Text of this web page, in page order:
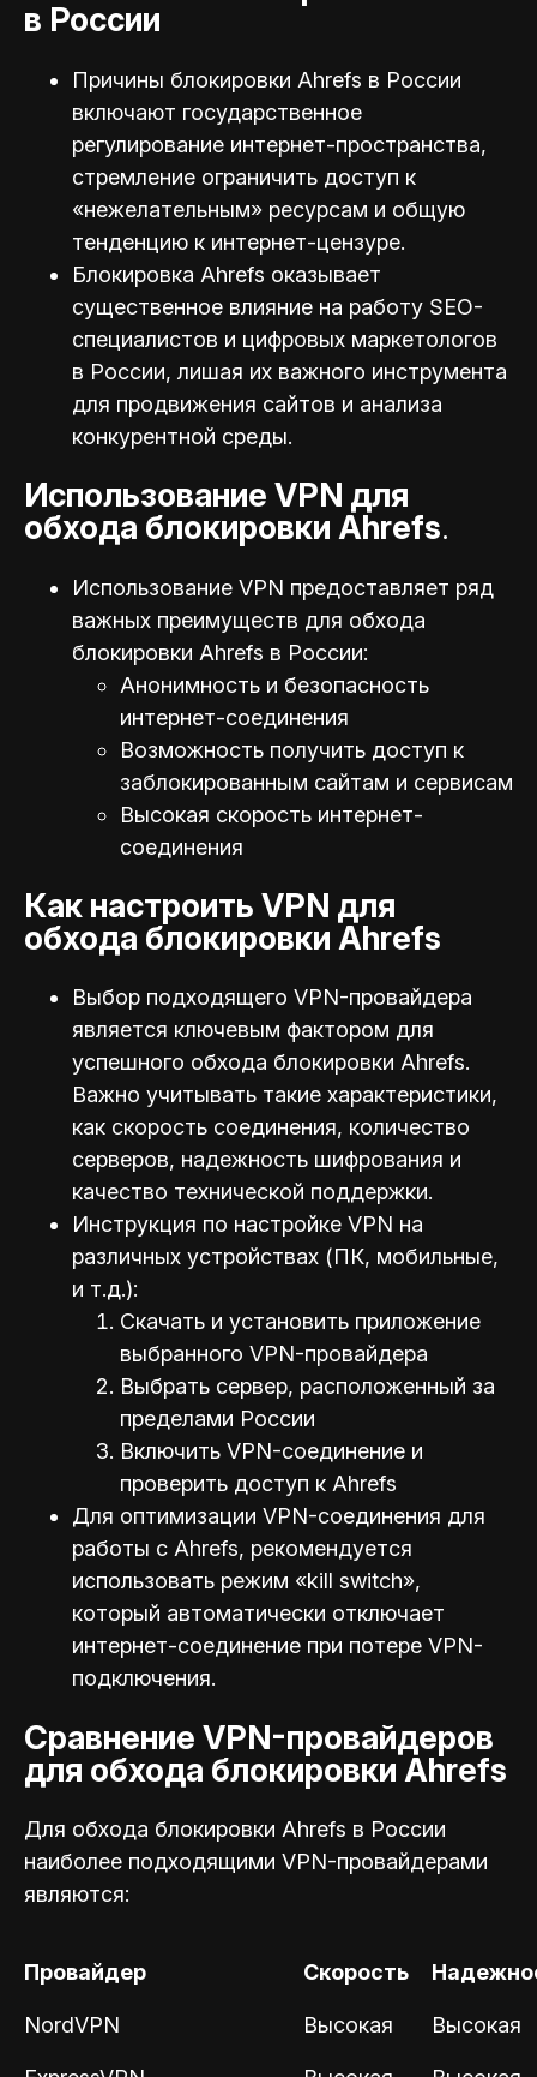
в России
Причины блокировки Ahrefs в России
включают государственное
регулирование интернет-пространства,
стремление ограничить доступ к
«нежелательным» ресурсам и общую
тенденцию к интернет-цензуре.
Блокировка Ahrefs оказывает
существенное влияние на работу SEO-
специалистов и цифровых маркетологов
в России, лишая их важного инструмента
для продвижения сайтов и анализа
конкурентной среды.
Использование VPN для
обхода блокировки Ahrefs.
Использование VPN предоставляет ряд
важных преимуществ для обхода
блокировки Ahrefs в России:
Анонимность и безопасность
интернет-соединения
Возможность получить доступ к
заблокированным сайтам и сервисам
Высокая скорость интернет-
соединения
Как настроить VPN для
обхода блокировки Ahrefs
Выбор подходящего VPN-провайдера
является ключевым фактором для
успешного обхода блокировки Ahrefs.
Важно учитывать такие характеристики,
как скорость соединения, количество
серверов, надежность шифрования и
качество технической поддержки.
Инструкция по настройке VPN на
различных устройствах (ПК, мобильные,
и т.д.):
Скачать и установить приложение
выбранного VPN-провайдера
Выбрать сервер, расположенный за
пределами России
Включить VPN-соединение и
проверить доступ к Ahrefs
Для оптимизации VPN-соединения для
работы с Ahrefs, рекомендуется
использовать режим «kill switch»,
который автоматически отключает
интернет-соединение при потере VPN-
подключения.
Сравнение VPN-провайдеров
для обхода блокировки Ahrefs
Для обхода блокировки Ahrefs в России
наиболее подходящими VPN-провайдерами
являются:
Провайдер Скорость
NordVPN Высокая Высокая